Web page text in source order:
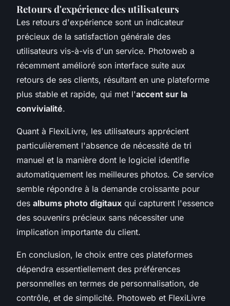
Retours d'expérience des utilisateurs
Les retours d'expérience sont un indicateur
précieux de la satisfaction générale des
utilisateurs vis-à-vis d'un service. Photoweb a
récemment amélioré son interface suite aux
retours de ses clients, résultant en une plateforme
plus stable et rapide, qui met l'accent sur la
convivialité.
Quant à FlexiLivre, les utilisateurs apprécient
particulièrement l'absence de nécessité de tri
manuel et la manière dont le logiciel identifie
automatiquement les meilleures photos. Ce service
semble répondre à la demande croissante pour
des albums photo digitaux qui capturent l'essence
des souvenirs précieux sans nécessiter une
implication importante du client.
En conclusion, le choix entre ces plateformes
dépendra essentiellement des préférences
personnelles en termes de personnalisation, de
contrôle, et de simplicité. Photoweb et FlexiLivre